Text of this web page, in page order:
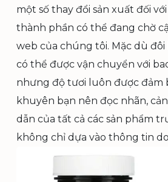
một số thay đổi sản xuất đối
thành phần có thể đang chờ
web của chúng tôi. Mặc dù đôi
có thể được vận chuyển với
nhưng độ tươi luôn được đảm
khuyên bạn nên đọc nhãn,
dẫn của tất cả các sản phẩm
không chỉ dựa vào thông tin